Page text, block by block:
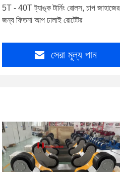
5T - 40T ট্যাঙ্ক টার্নিং রোলস, চাপ জাহাজের
জন্য ফিতনা আপ ঢালাই রোটেটর
সেরা মূল্য পান